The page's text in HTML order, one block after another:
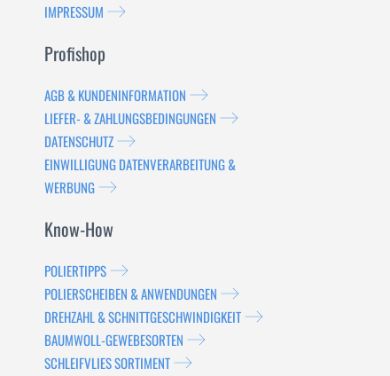
IMPRESSUM
Profishop
AGB & KUNDENINFORMATION
LIEFER- & ZAHLUNGSBEDINGUNGEN
DATENSCHUTZ
EINWILLIGUNG DATENVERARBEITUNG &
WERBUNG
Know-How
POLIERTIPPS
POLIERSCHEIBEN & ANWENDUNGEN
DREHZAHL & SCHNITTGESCHWINDIGKEIT
BAUMWOLL-GEWEBESORTEN
SCHLEIFVLIES SORTIMENT